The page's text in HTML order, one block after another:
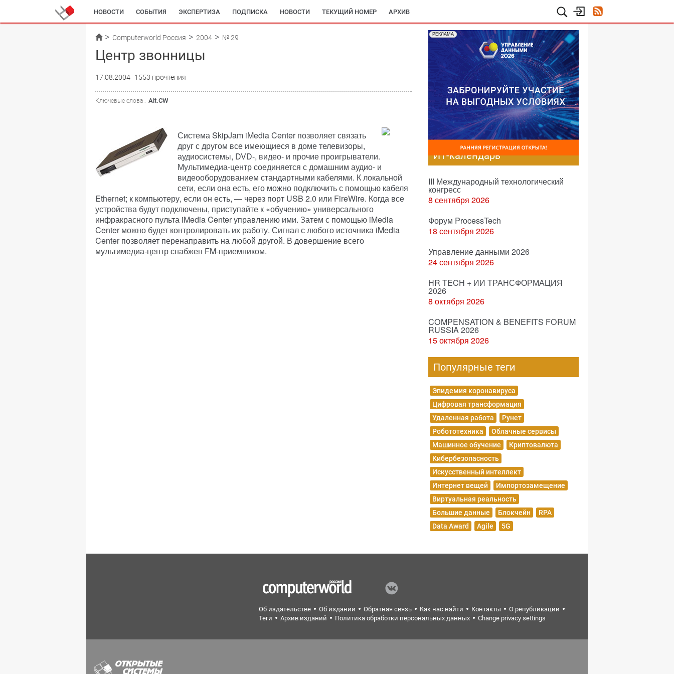
НОВОСТИ СОБЫТИЯ ЭКСПЕРТИЗА ПОДПИСКА НОВОСТИ ТЕКУЩИЙ НОМЕР АРХИВ
Computerworld Россия 2004 № 29
Центр звонницы
17.08.2004 1553 прочтения
Ключевые слова : Alt.CW
Система SkipJam iMedia Center позволяет связать
друг с другом все имеющиеся в доме телевизоры,
аудиосистемы, DVD-, видео- и прочие проигрыватели.
Мультимедиа-центр соединяется с домашним аудио- и
видеооборудованием стандартными кабелями. К локальной
сети, если она есть, его можно подключить с помощью кабеля
Ethernet; к компьютеру, если он есть, — через порт USB 2.0 или FireWire. Когда все
устройства будут подключены, приступайте к «обучению» универсального
инфракрасного пульта iMedia Center управлению ими. Затем с помощью iMedia
Center можно будет контролировать их работу. Сигнал с любого источника iMedia
Center позволяет перенаправить на любой другой. В довершение всего
мультимедиа-центр снабжен FM-приемником.
РЕКЛАМА
ИТ-календарь
III Международный технологический
конгресс
8 сентября 2026
Форум ProcessTech
18 сентября 2026
Управление данными 2026
24 сентября 2026
HR TECH + ИИ ТРАНСФОРМАЦИЯ
2026
8 октября 2026
COMPENSATION & BENEFITS FORUM
RUSSIA 2026
15 октября 2026
Популярные теги
Эпидемия коронавируса
Цифровая трансформация
Удаленная работа
Рунет
Робототехника
Облачные сервисы
Машинное обучение
Криптовалюта
Кибербезопасность
Искусственный интеллект
Интернет вещей
Импортозамещение
Виртуальная реальность
Большие данные
Блокчейн
RPA
Data Award
Agile 5G
Об издательстве Об издании Обратная связь Как нас найти Контакты
О републикации
Теги
Архив изданий Политика обработки персональных данных Change privacy settings